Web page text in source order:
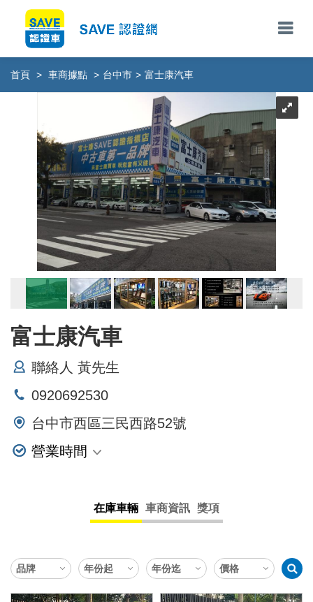
首頁 > 車商據點 > 台中市 > 富士康汽車
富士康汽車
聯絡人 黃先生
0920692530
台中市西區三民西路52號
營業時間
星期二 09:00~19:00
星期四 09:00~19:00
星期五 09:00~19:00
在庫車輛 車商資訊 獎項